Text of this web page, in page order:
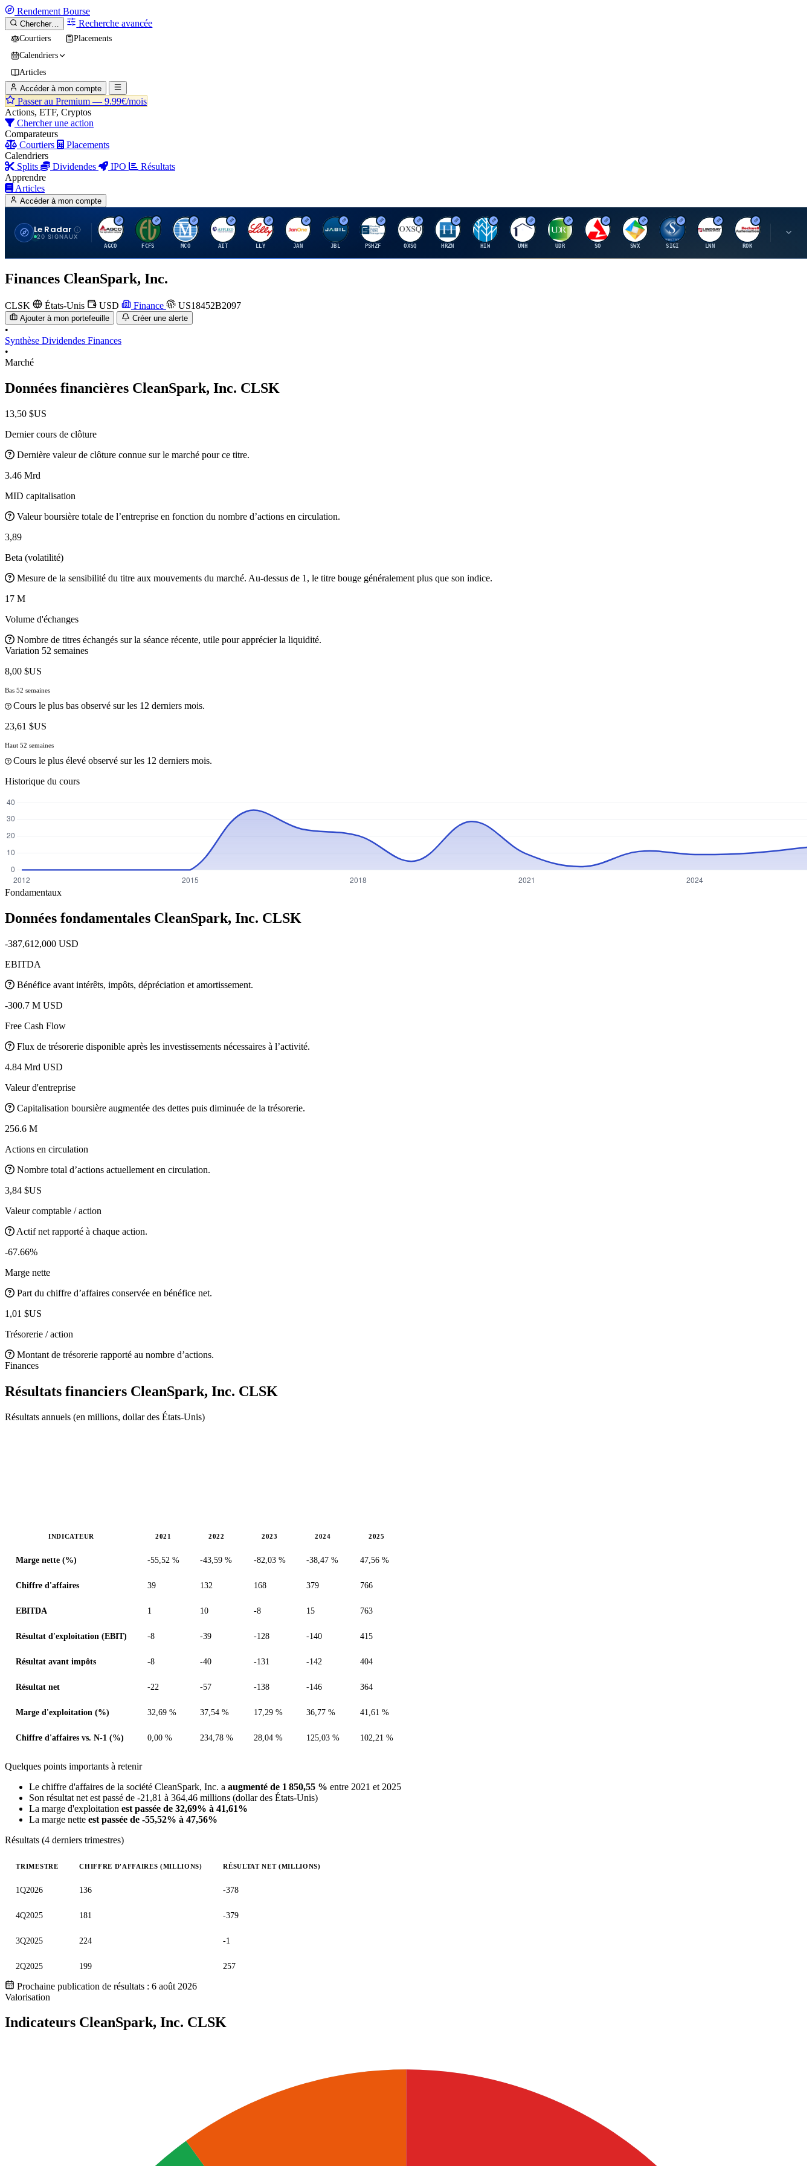
Rendement Bourse
Chercher… Recherche avancée
Courtiers
Placements
Calendriers
Articles
Accéder à mon compte
Passer au Premium — 9.99€/mois
Actions, ETF, Cryptos
Chercher une action
Comparateurs
Courtiers
Placements
Calendriers
Splits
Dividendes IPO
Résultats
Apprendre
Articles
Accéder à mon compte
Le Radar
20 SIGNAUX
A
AGCO
F
FCFS
M
MCO
A
AIT
E
LLY
J
JAN
J
JBL
P
PSHZF
O
OXSQ
H
HRZN
H
HIW
U
UMH
U
UDR
S
SO
S
SWX
S
SIGI
L
LNN
R
ROK
P
Finances CleanSpark, Inc.
CLSK États-Unis USD Finance US18452B2097
Ajouter à mon portefeuille Créer une alerte
•
Synthèse Dividendes Finances
•
Marché
Données financières CleanSpark, Inc. CLSK
13,50 $US
Dernier cours de clôture
Dernière valeur de clôture connue sur le marché pour ce titre.
3.46 Mrd
MID capitalisation
Valeur boursière totale de l’entreprise en fonction du nombre d’actions en circulation.
3,89
Beta (volatilité)
Mesure de la sensibilité du titre aux mouvements du marché. Au-dessus de 1, le titre bouge généralement plus que son indice.
17 M
Volume d'échanges
Nombre de titres échangés sur la séance récente, utile pour apprécier la liquidité.
Variation 52 semaines
8,00 $US
Bas 52 semaines
Cours le plus bas observé sur les 12 derniers mois.
23,61 $US
Haut 52 semaines
Cours le plus élevé observé sur les 12 derniers mois.
Historique du cours
Fondamentaux
Données fondamentales CleanSpark, Inc. CLSK
-387,612,000 USD
EBITDA
Bénéfice avant intérêts, impôts, dépréciation et amortissement.
-300.7 M USD
Free Cash Flow
Flux de trésorerie disponible après les investissements nécessaires à l’activité.
4.84 Mrd USD
Valeur d'entreprise
Capitalisation boursière augmentée des dettes puis diminuée de la trésorerie.
256.6 M
Actions en circulation
Nombre total d’actions actuellement en circulation.
3,84 $US
Valeur comptable / action
Actif net rapporté à chaque action.
-67.66%
Marge nette
Part du chiffre d’affaires conservée en bénéfice net.
1,01 $US
Trésorerie / action
Montant de trésorerie rapporté au nombre d’actions.
Finances
Résultats financiers CleanSpark, Inc. CLSK
Résultats annuels (en millions, dollar des États-Unis)
INDICATEUR 2021 2022 2023 2024 2025
Marge nette (%) -55,52 % -43,59 % -82,03 % -38,47 % 47,56 %
Chiffre d'affaires 39 132 168 379 766
EBITDA 1 10 -8 15 763
Résultat d'exploitation (EBIT) -8 -39 -128 -140 415
Résultat avant impôts -8 -40 -131 -142 404
Résultat net -22 -57 -138 -146 364
Marge d'exploitation (%) 32,69 % 37,54 % 17,29 % 36,77 % 41,61 %
Chiffre d'affaires vs. N-1 (%) 0,00 % 234,78 % 28,04 % 125,03 % 102,21 %
Quelques points importants à retenir
Le chiffre d'affaires de la société CleanSpark, Inc. a augmenté de 1 850,55 % entre 2021 et 2025
Son résultat net est passé de -21,81 à 364,46 millions (dollar des États-Unis)
La marge d'exploitation est passée de 32,69% à 41,61%
La marge nette est passée de -55,52% à 47,56%
Résultats (4 derniers trimestres)
TRIMESTRE CHIFFRE D'AFFAIRES (MILLIONS) RÉSULTAT NET (MILLIONS)
1Q2026 136 -378
4Q2025 181 -379
3Q2025 224 -1
2Q2025 199 257
Prochaine publication de résultats : 6 août 2026
Valorisation
Indicateurs CleanSpark, Inc. CLSK